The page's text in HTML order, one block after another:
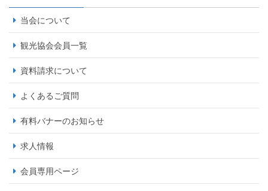
当会について
観光協会会員一覧
資料請求について
よくあるご質問
有料バナーのお知らせ
求人情報
会員専用ページ